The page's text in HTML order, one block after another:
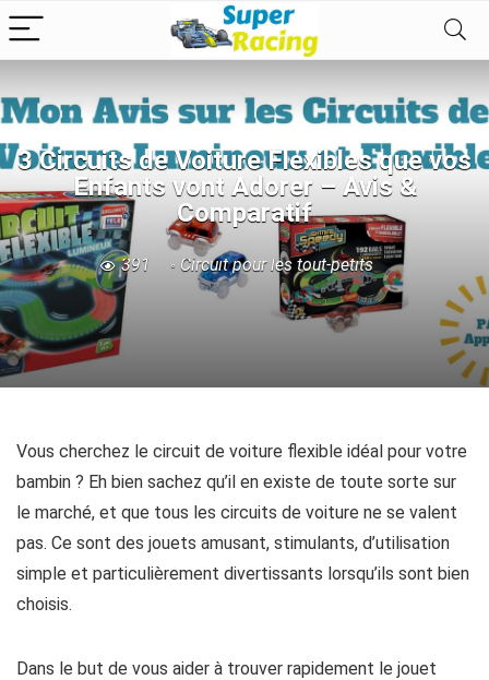
3 Circuits de Voiture Flexibles que vos
Enfants vont Adorer – Avis &
Comparatif
391 Circuit pour les tout-petits
Vous cherchez le circuit de voiture flexible idéal pour votre
bambin ? Eh bien sachez qu’il en existe de toute sorte sur
le marché, et que tous les circuits de voiture ne se valent
pas. Ce sont des jouets amusant, stimulants, d’utilisation
simple et particulièrement divertissants lorsqu’ils sont bien
choisis.
Dans le but de vous aider à trouver rapidement le jouet